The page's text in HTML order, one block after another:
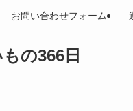
の366日
お問い合わせフォーム